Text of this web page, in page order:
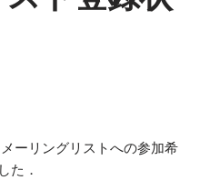
ーリングリストへの参加希
た．